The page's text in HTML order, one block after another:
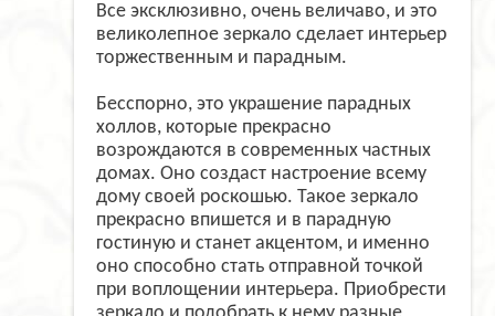
Все эксклюзивно, очень величаво, и это
великолепное зеркало сделает интерьер
торжественным и парадным.
Бесспорно, это украшение парадных
холлов, которые прекрасно
возрождаются в современных частных
домах. Оно создаст настроение всему
дому своей роскошью. Такое зеркало
прекрасно впишется и в парадную
гостиную и станет акцентом, и именно
оно способно стать отправной точкой
при воплощении интерьера. Приобрести